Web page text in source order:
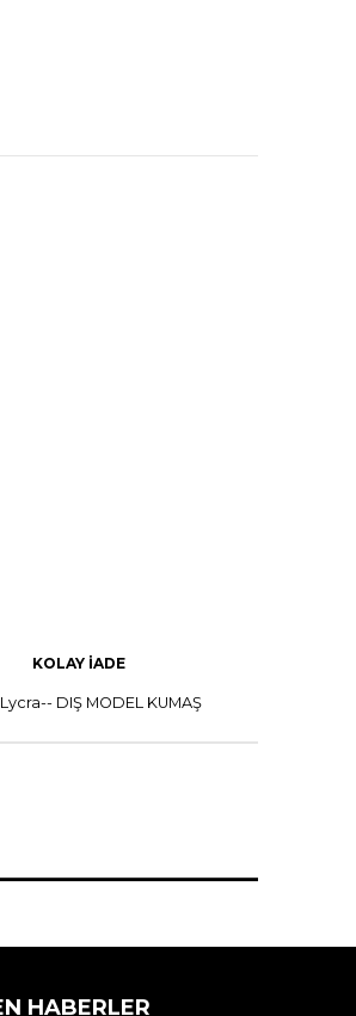
KOLAY İADE
DIŞ MODEL KUMAŞ
HABERLER